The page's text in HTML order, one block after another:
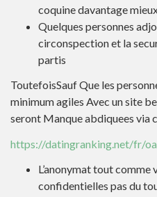
coquine davantage
Quelques personnes
circonspection et la
partis
ToutefoisSauf Que les
minimum agiles Avec un site
seront Manque abdiquees via
https://datingranking.net/fr/
L’anonymat tout comme
confidentielles pas du